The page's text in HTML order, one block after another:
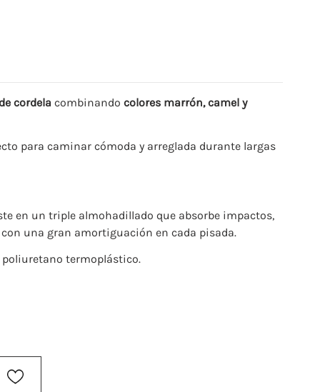
cordela combinandocolores marrón, camel y
para caminar cómoda y arreglada durante largas
en un triple almohadillado que absorbe impactos,
una gran amortiguación en cada pisada.
poliuretano termoplástico.